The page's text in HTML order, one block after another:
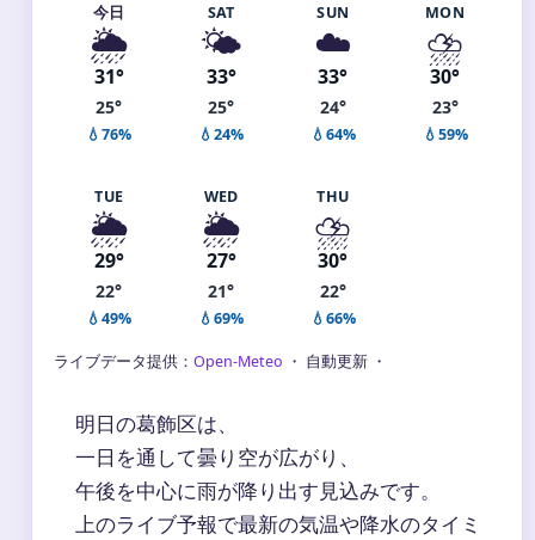
今日
🌦️
31°
25°
💧76%
SAT
🌤️
33°
25°
💧24%
SUN
☁️
33°
24°
💧64%
MON
⛈️
30°
23°
💧59%
TUE
🌦️
29°
22°
💧49%
WED
🌦️
27°
21°
💧69%
THU
⛈️
30°
22°
💧66%
ライブデータ提供： Open-Meteo ・ 自動更新 ・
明日の葛飾区は、
一日を通して曇り空が広がり、
午後を中心に雨が降り出す見込みです。
上のライブ予報で最新の気温や降水のタイミ